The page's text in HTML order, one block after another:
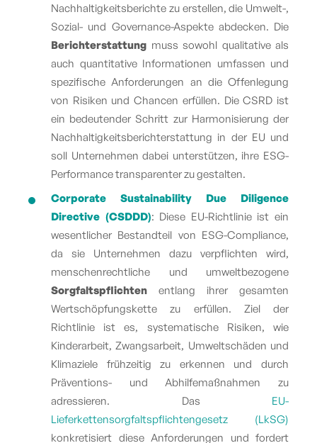
Nachhaltigkeitsberichte zu erstellen, die Umwelt-,
Sozial- und Governance-Aspekte abdecken. Die
Berichterstattung muss sowohl qualitative als
auch quantitative Informationen umfassen und
spezifische Anforderungen an die Offenlegung
von Risiken und Chancen erfüllen. Die CSRD ist
ein bedeutender Schritt zur Harmonisierung der
Nachhaltigkeitsberichterstattung in der EU und
soll Unternehmen dabei unterstützen, ihre ESG-
Performance transparenter zu gestalten.
Corporate Sustainability Due Diligence
Directive (CSDDD): Diese EU-Richtlinie ist ein
wesentlicher Bestandteil von ESG-Compliance,
da sie Unternehmen dazu verpflichten wird,
menschenrechtliche und umweltbezogene
Sorgfaltspflichten entlang ihrer gesamten
Wertschöpfungskette zu erfüllen. Ziel der
Richtlinie ist es, systematische Risiken, wie
Kinderarbeit, Zwangsarbeit, Umweltschäden und
Klimaziele frühzeitig zu erkennen und durch
Präventions- und Abhilfemaßnahmen zu
adressieren. Das EU-
Lieferkettensorgfaltspflichtengesetz (LkSG)
konkretisiert diese Anforderungen und fordert